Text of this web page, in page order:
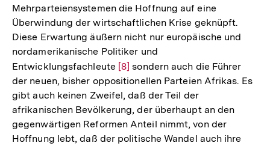
Mehrparteiensystemen die Hoffnung auf eine
Überwindung der wirtschaftlichen Krise geknüpft.
Diese Erwartung äußern nicht nur europäische und
nordamerikanische Politiker und
Entwicklungsfachleute Zur
Auflösung
der
Fußnote
[8] sondern auch die Führer
der neuen, bisher oppositionellen Parteien Afrikas. Es
gibt auch keinen Zweifel, daß der Teil der
afrikanischen Bevölkerung, der überhaupt an den
gegenwärtigen Reformen Anteil nimmt, von der
Hoffnung lebt, daß der politische Wandel auch ihre